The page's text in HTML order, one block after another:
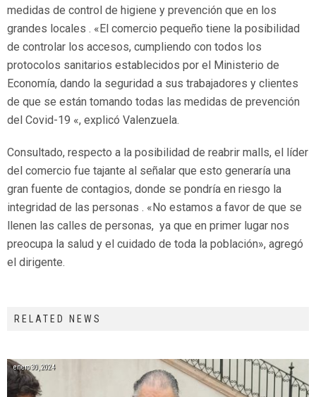
medidas de control de higiene y prevención que en los
grandes locales . «El comercio pequeño tiene la posibilidad
de controlar los accesos, cumpliendo con todos los
protocolos sanitarios establecidos por el Ministerio de
Economía, dando la seguridad a sus trabajadores y clientes
de que se están tomando todas las medidas de prevención
del Covid-19 «, explicó Valenzuela.
Consultado, respecto a la posibilidad de reabrir malls, el líder
del comercio fue tajante al señalar que esto generaría una
gran fuente de contagios, donde se pondría en riesgo la
integridad de las personas . «No estamos a favor de que se
llenen las calles de personas, ya que en primer lugar nos
preocupa la salud y el cuidado de toda la población», agregó
el dirigente.
RELATED NEWS
enero 30, 2024